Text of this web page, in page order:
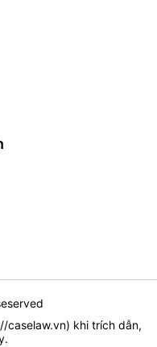
caselaw.vn) khi trích dẫn,